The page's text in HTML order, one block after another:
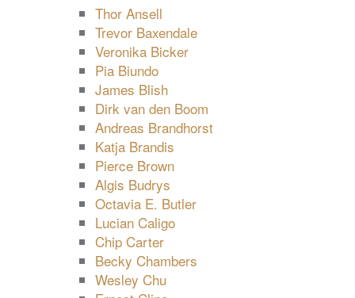
Thor Ansell
Trevor Baxendale
Veronika Bicker
Pia Biundo
James Blish
Dirk van den Boom
Andreas Brandhorst
Katja Brandis
Pierce Brown
Algis Budrys
Octavia E. Butler
Lucian Caligo
Chip Carter
Becky Chambers
Wesley Chu